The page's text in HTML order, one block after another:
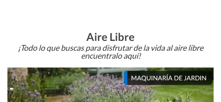
Aire Libre
¡Todo lo que buscas para disfrutar de la vida al aire libre
encuentralo aquí!